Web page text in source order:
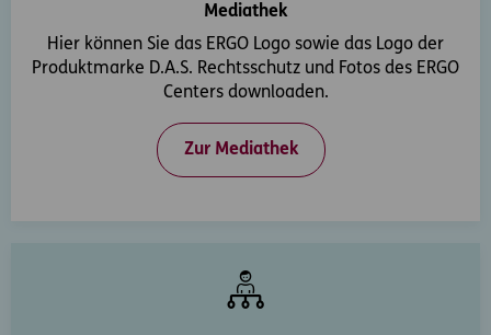
Mediathek
Hier können Sie das ERGO Logo sowie das Logo der
Produktmarke D.A.S. Rechtsschutz und Fotos des ERGO
Centers downloaden.
Zur Mediathek